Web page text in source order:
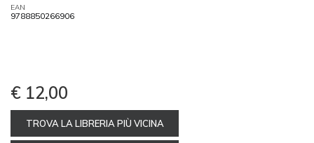
EAN
9788850266906
€ 12,00
TROVA LA LIBRERIA PIÙ VICINA